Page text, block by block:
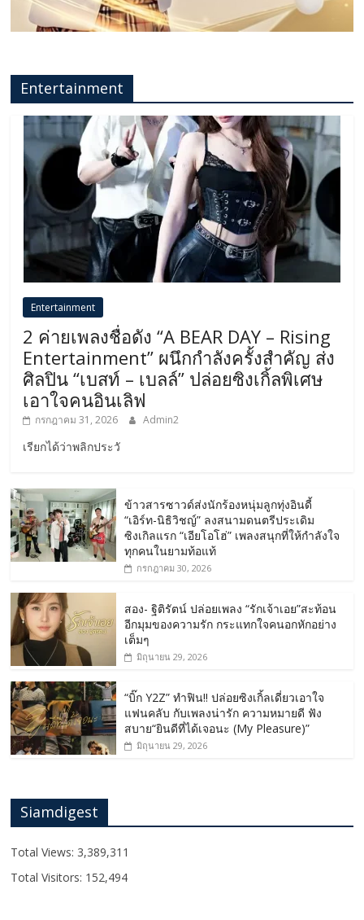
Entertainment
Entertainment
2 ค่ายเพลงชื่อดัง “A BEAR DAY – Rising
Entertainment” ผนึกกำลังครั้งสำคัญ ส่ง
ศิลปิน “เบสท์ – เบลล์” ปล่อยซิงเกิ้ลพิเศษ
เอาใจคนอินเลิฟ
กรกฎาคม 31, 2026 Admin2
เรียกได้ว่าพลิกประวั
ข้าวสารซาวด์ส่งนักร้องหนุ่มลูกทุ่งอินดี้
“เอิร์ท-นิธิวิชญ์” ลงสนามดนตรีประเดิม
ซิงเกิลแรก “เอียโอโฮ่” เพลงสนุกที่ให้กำลังใจ
ทุกคนในยามท้อแท้
กรกฎาคม 30, 2026
สอง- ฐิติรัตน์ ปล่อยเพลง “รักเจ้าเอย”สะท้อน
อีกมุมของความรัก กระแทกใจคนอกหักอย่าง
เต็มๆ
มิถุนายน 29, 2026
“บิ๊ก Y2Z” ทำฟิน!! ปล่อยซิงเกิ้ลเดี่ยวเอาใจ
แฟนคลับ กับเพลงน่ารัก ความหมายดี ฟัง
สบาย“ยินดีที่ได้เจอนะ (My Pleasure)”
มิถุนายน 29, 2026
Siamdigest
Total Views: 3,389,311
Total Visitors: 152,494